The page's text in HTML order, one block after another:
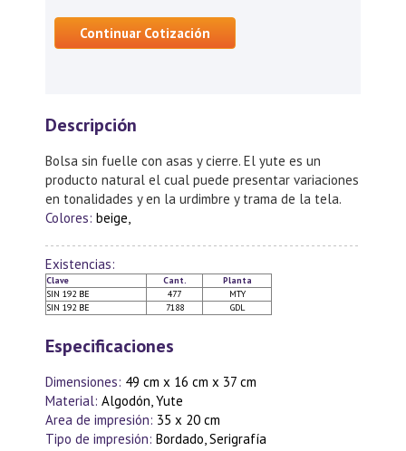
Continuar Cotización
Descripción
Bolsa sin fuelle con asas y cierre. El yute es un
producto natural el cual puede presentar variaciones
en tonalidades y en la urdimbre y trama de la tela.
Colores: beige,
Existencias:
Clave Cant.
Planta
SIN 192 BE
477
MTY
SIN 192 BE
7188 GDL
Especificaciones
Dimensiones: 49 cm x 16 cm x 37 cm
Material: Algodón, Yute
Area de impresión: 35 x 20 cm
Tipo de impresión: Bordado, Serigrafía